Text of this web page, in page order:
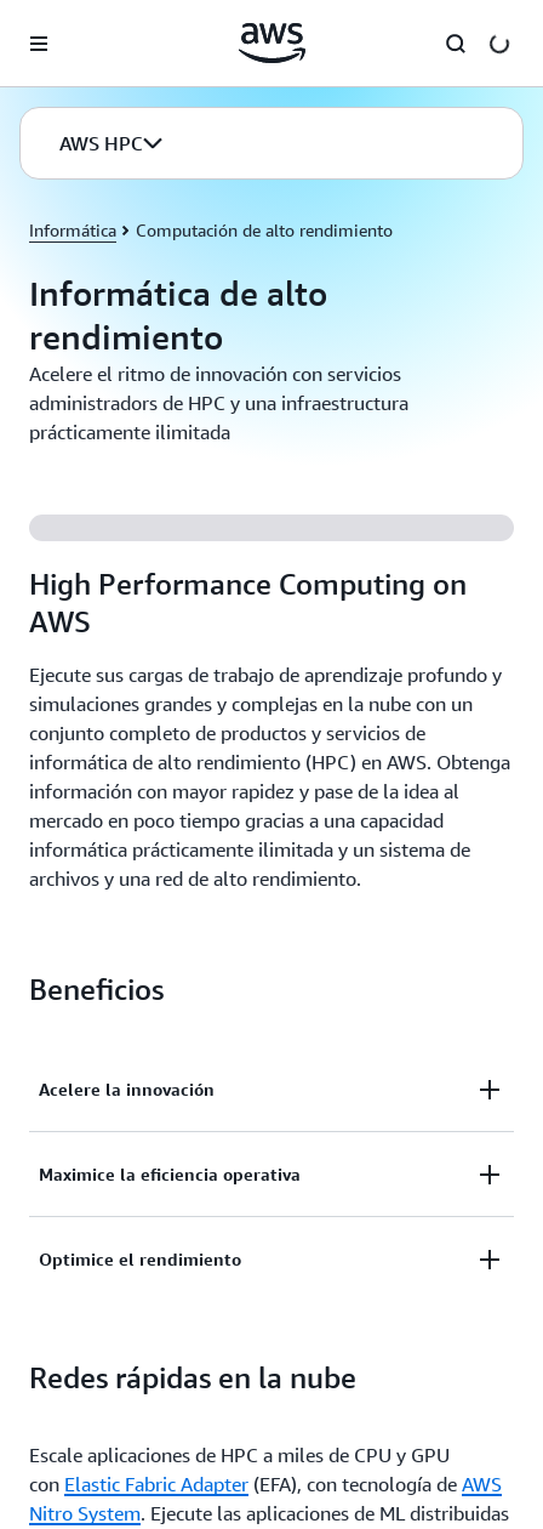
AWS HPC
Informática Computación de alto rendimiento
Informática de alto
rendimiento
Acelere el ritmo de innovación con servicios
administradors de HPC y una infraestructura
prácticamente ilimitada
High Performance Computing on
AWS
Ejecute sus cargas de trabajo de aprendizaje profundo y
simulaciones grandes y complejas en la nube con un
conjunto completo de productos y servicios de
informática de alto rendimiento (HPC) en AWS. Obtenga
información con mayor rapidez y pase de la idea al
mercado en poco tiempo gracias a una capacidad
informática prácticamente ilimitada y un sistema de
archivos y una red de alto rendimiento.
Beneficios
Acelere la innovación
Acceda a un amplio rango de servicios basados en la
que le permitirán diseñar y probar de forma rápida
Maximice la eficiencia operativa
Obtenga acceso a la capacidad informática bajo
limitaciones en materia de costos e infraestructura.
Optimice el rendimiento
infraestructura y resuelva problemas empresariales
almacenamiento en AWS.
Redes rápidas en la nube
Escale aplicaciones de HPC a miles de CPU y GPU
con Elastic Fabric Adapter (EFA), con tecnología de AWS
Nitro System. Ejecute las aplicaciones de ML distribuidas